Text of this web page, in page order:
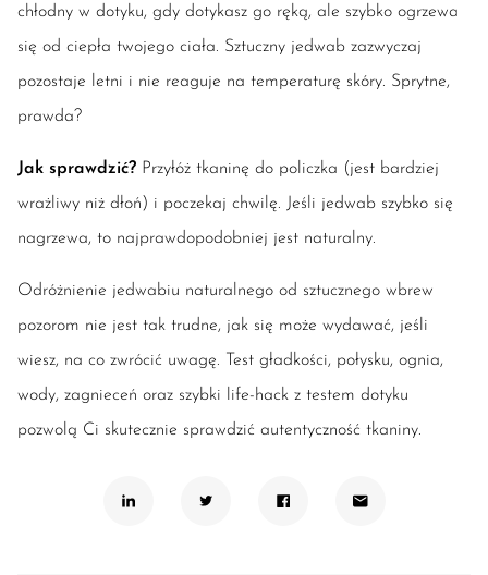
chłodny w dotyku, gdy dotykasz go ręką, ale szybko ogrzewa
się od ciepła twojego ciała. Sztuczny jedwab zazwyczaj
pozostaje letni i nie reaguje na temperaturę skóry. Sprytne,
prawda?
Jak sprawdzić? Przyłóż tkaninę do policzka (jest bardziej
wrażliwy niż dłoń) i poczekaj chwilę. Jeśli jedwab szybko się
nagrzewa, to najprawdopodobniej jest naturalny.
Odróżnienie jedwabiu naturalnego od sztucznego wbrew
pozorom nie jest tak trudne, jak się może wydawać, jeśli
wiesz, na co zwrócić uwagę. Test gładkości, połysku, ognia,
wody, zagnieceń oraz szybki life-hack z testem dotyku
pozwolą Ci skutecznie sprawdzić autentyczność tkaniny.